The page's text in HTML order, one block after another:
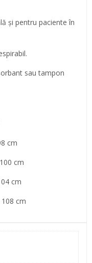
și pentru paciente în
sau tampon
cm
cm
cm
cm